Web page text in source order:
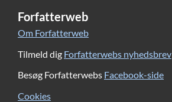
Forfatterweb
Om Forfatterweb
Tilmeld dig Forfatterwebs nyhedsbrev
Besøg Forfatterwebs Facebook-side
Cookies